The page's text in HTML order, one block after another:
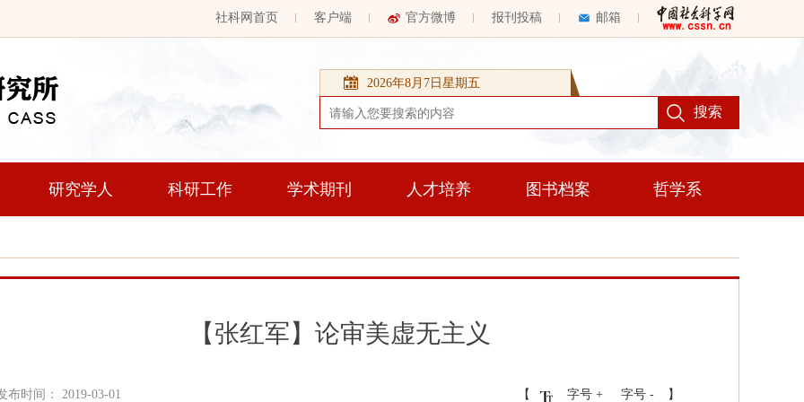
社科网首页 客户端 官方微博 报刊投稿 邮箱
2026年8月7日星期五
研究学人 科研工作 学术期刊 人才培养 图书档案 哲学系
【张红军】论审美虚无主义
布时间： 2019-03-01 【 字号 + 字号 - 】